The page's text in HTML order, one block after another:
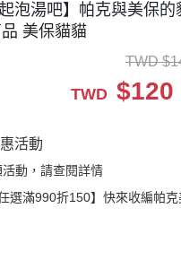
泡湯吧】帕克與美保的
美保貓貓
TWD $
TWD $120
活動
動，請查閱詳情
選滿990折150】快來收編帕克